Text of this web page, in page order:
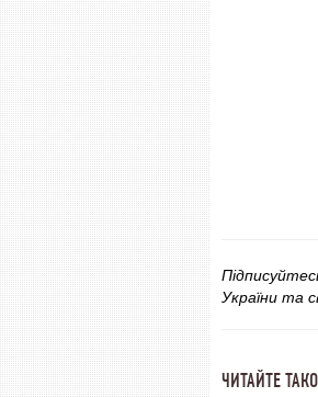
України та
ЧИТАЙТЕ